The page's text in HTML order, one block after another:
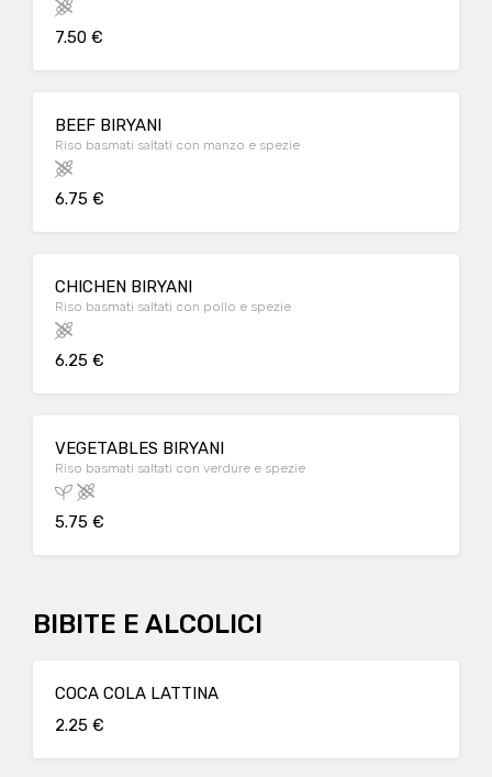
7.50 €
BEEF BIRYANI
Riso basmati saltati con manzo e spezie
6.75 €
CHICHEN BIRYANI
Riso basmati saltati con pollo e spezie
6.25 €
VEGETABLES BIRYANI
Riso basmati saltati con verdure e spezie
5.75 €
BIBITE E ALCOLICI
COCA COLA LATTINA
2.25 €